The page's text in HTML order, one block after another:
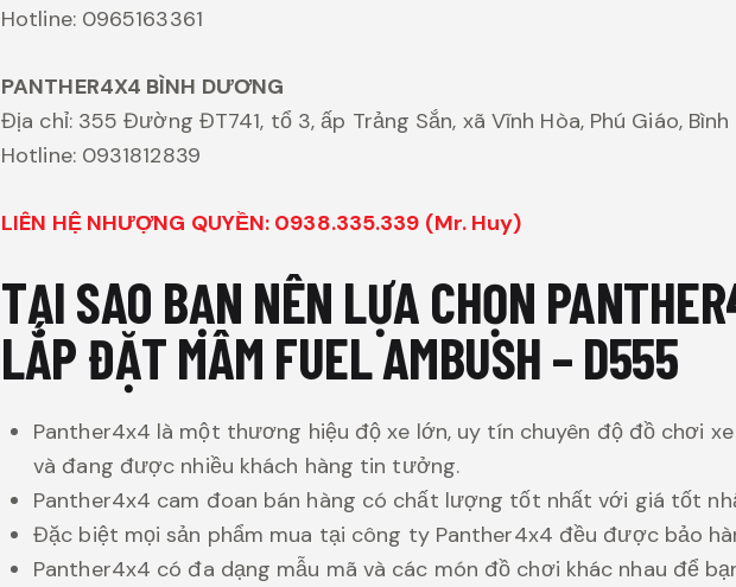
Hotline: 0965163361
PANTHER4X4 BÌNH DƯƠNG
Địa chỉ: 355 Đường ĐT741, tổ 3, ấp Trảng Sắn, xã Vĩnh Hòa, Phú Giáo,
Hotline: 0931812839
LIÊN HỆ NHƯỢNG QUYỀN: 0938.335.339 (Mr. Huy)
TẠI SAO BẠN NÊN LỰA CHỌN
LẮP ĐẶT MÂM FUEL AMBUSH – D555
Panther4x4 là một thương hiệu độ xe lớn, uy tín chuyên độ đồ chơi
và đang được nhiều khách hàng tin tưởng.
Panther4x4 cam đoan bán hàng có chất lượng tốt nhất với giá tốt
Đặc biệt mọi sản phẩm mua tại công ty Panther4x4 đều được bảo
Panther4x4 có đa dạng mẫu mã và các món đồ chơi khác nhau để